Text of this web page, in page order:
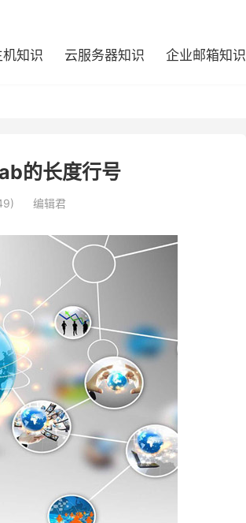
知识 云服务器知识 企业邮箱知识
的长度行号
编辑君